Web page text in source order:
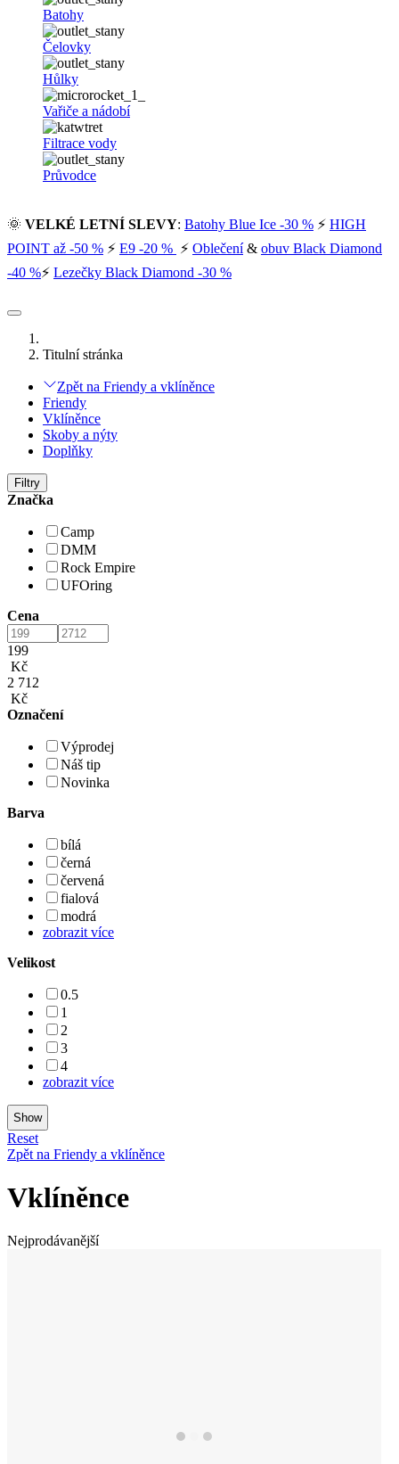
Batohy
Čelovky
Hůlky
Vařiče a nádobí
Filtrace vody
Průvodce
🌞 VELKÉ LETNÍ SLEVY: Batohy Blue Ice -30 % ⚡ HIGH
POINT až -50 % ⚡ E9 -20 % ⚡ Oblečení& obuv Black Diamond
-40 %⚡ Lezečky Black Diamond -30 %
Titulní stránka
Zpět na Friendy a vklíněnce
Friendy
Vklíněnce
Skoby a nýty
Doplňky
Filtry
Značka
Camp
DMM
Rock Empire
UFOring
Cena
199
Kč
2 712
Kč
Označení
Výprodej
Náš tip
Novinka
Barva
bílá
černá
červená
fialová
modrá
zobrazit více
Velikost
0.5
1
2
3
4
zobrazit více
Reset
Zpět na Friendy a vklíněnce
Vklíněnce
Nejprodávanější